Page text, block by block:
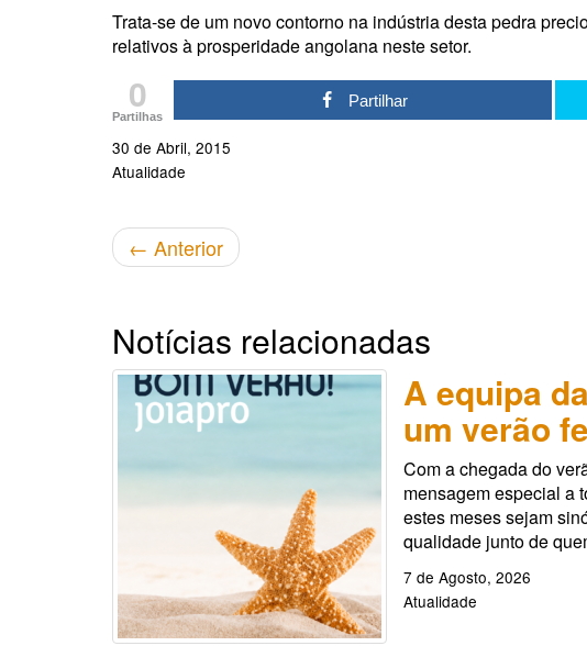
Trata-se de um novo contorno na indústria desta pedra
relativos à prosperidade angolana neste setor.
0
Partilhas
Partilhar
30 de Abril, 2015
Atualidade
← Anterior
Notícias relacionadas
A equipa
um verão
Com a chegada do
mensagem especial a
estes meses sejam
qualidade junto de
7 de Agosto, 2026
Atualidade